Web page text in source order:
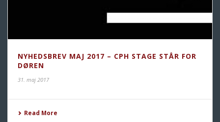
NYHEDSBREV MAJ 2017 – CPH STAGE STÅR FOR
DØREN
31. maj 2017
Read More